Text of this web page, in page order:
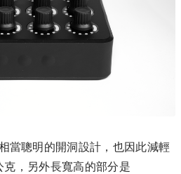
當聰明的開洞設計，也因此減輕
，另外長寬高的部分是